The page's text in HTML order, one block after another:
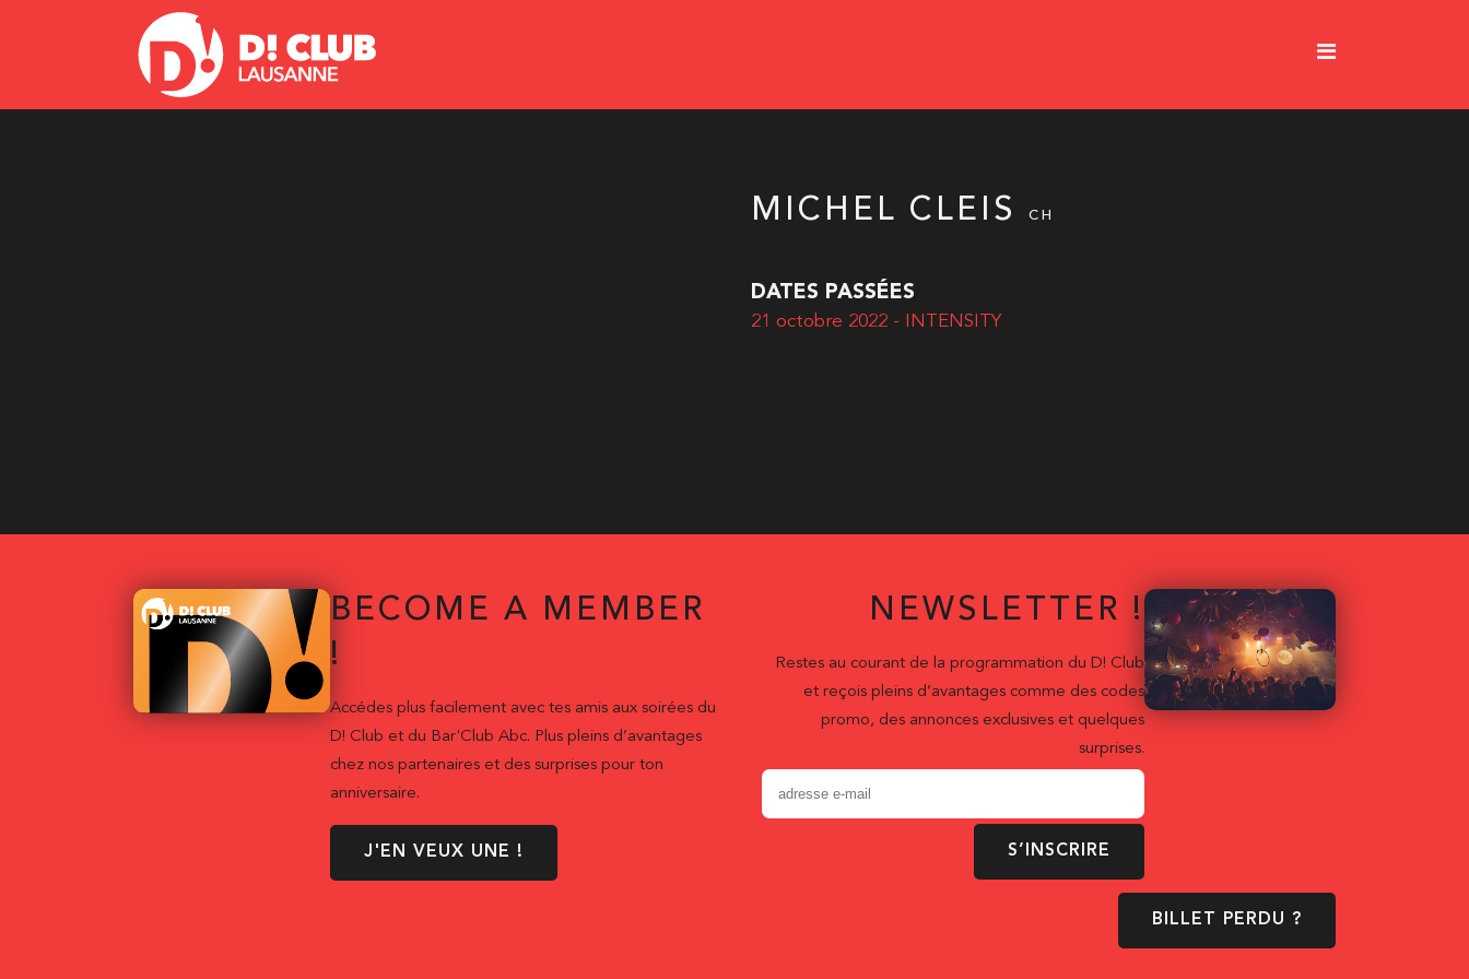
MICHEL CLEIS CH
DATES PASSÉES
21 octobre 2022 - INTENSITY
BECOME A MEMBER
!
Accédes plus facilement avec tes amis aux soirées du
D! Club et du Bar'Club Abc. Plus pleins d’avantages
chez nos partenaires et des surprises pour ton
anniversaire.
J'EN VEUX UNE !
NEWSLETTER !
Restes au courant de la programmation du D! Club
et reçois pleins d’avantages comme des codes
promo, des annonces exclusives et quelques
surprises.
S’INSCRIRE
BILLET PERDU ?